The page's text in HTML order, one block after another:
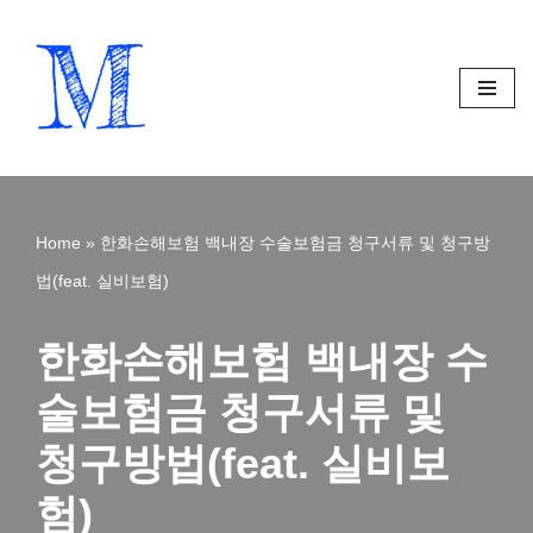
Skip
Home » 한화손해보험 백내장 수술보험금 청구서류 및 청구방
법(feat. 실비보험)
한화손해보험 백내장 수
술보험금 청구서류 및
청구방법(feat. 실비보
험)